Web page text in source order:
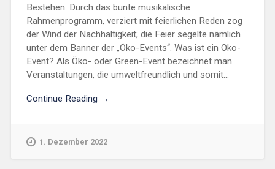
Bestehen. Durch das bunte musikalische
Rahmenprogramm, verziert mit feierlichen Reden zog
der Wind der Nachhaltigkeit; die Feier segelte nämlich
unter dem Banner der „Öko-Events“. Was ist ein Öko-
Event? Als Öko- oder Green-Event bezeichnet man
Veranstaltungen, die umweltfreundlich und somit...
Continue Reading →
1. Dezember 2022